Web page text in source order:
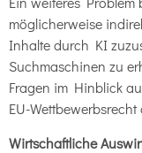
möglicherweise
Inhalte durch KI
Suchmaschinen zu
Fragen im Hinblick
EU-
Wirtschaftliche